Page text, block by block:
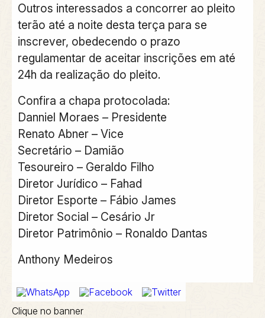
Outros interessados a concorrer ao pleito
terão até a noite desta terça para se
inscrever, obedecendo o prazo
regulamentar de aceitar inscrições em até
24h da realização do pleito.
Confira a chapa protocolada:
Danniel Moraes – Presidente
Renato Abner – Vice
Secretário – Damião
Tesoureiro – Geraldo Filho
Diretor Jurídico – Fahad
Diretor Esporte – Fábio James
Diretor Social – Cesário Jr
Diretor Patrimônio – Ronaldo Dantas
Anthony Medeiros
Clique no banner